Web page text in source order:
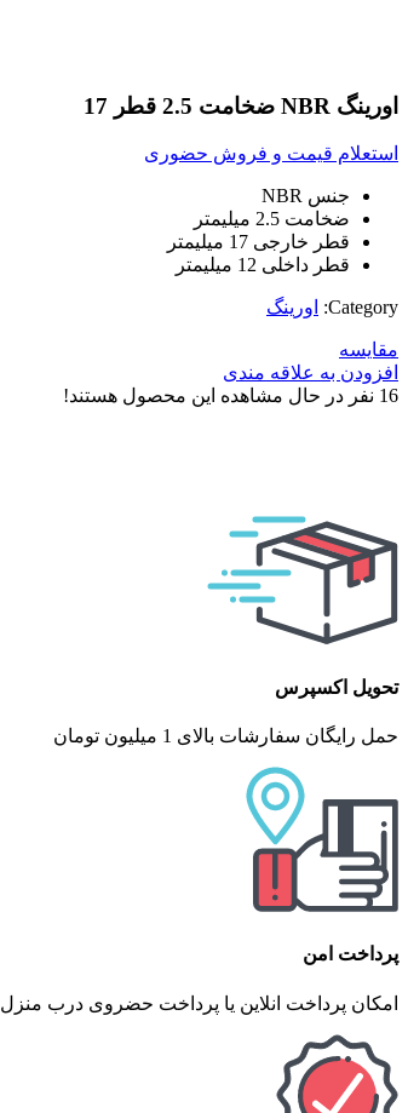
اورینگ NBR ضخامت 2.5 قطر 17
استعلام قیمت و فروش حضوری
جنس NBR
ضخامت 2.5 میلیمتر
قطر خارجی 17 میلیمتر
قطر داخلی 12 میلیمتر
Category: اورینگ
مقایسه
افزودن به علاقه مندی
16 نفر در حال مشاهده این محصول هستند!
تحویل اکسپرس
حمل رایگان سفارشات بالای 1 میلیون تومان
پرداخت امن
امکان پرداخت انلاین یا پرداخت حضروی درب منزل